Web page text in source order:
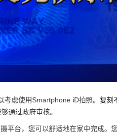
虑使用Smartphone iD拍照。 复刻
通过政府审核。
台，您可以舒适地在家中完成。